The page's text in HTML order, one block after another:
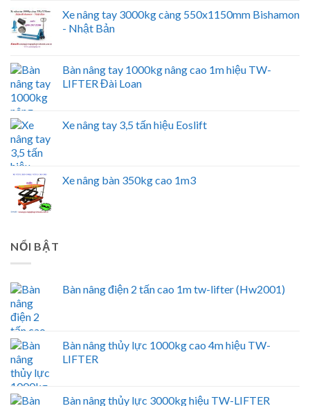
Xe nâng tay 3000kg càng 550x1150mm Bishamon
- Nhật Bản
Bàn nâng tay 1000kg nâng cao 1m hiệu TW-
LIFTER Đài Loan
Xe nâng tay 3,5 tấn hiệu Eoslift
Xe nâng bàn 350kg cao 1m3
NỔI BẬT
Bàn nâng điện 2 tấn cao 1m tw-lifter (Hw2001)
Bàn nâng thủy lực 1000kg cao 4m hiệu TW-
LIFTER
Bàn nâng thủy lực 3000kg hiệu TW-LIFTER